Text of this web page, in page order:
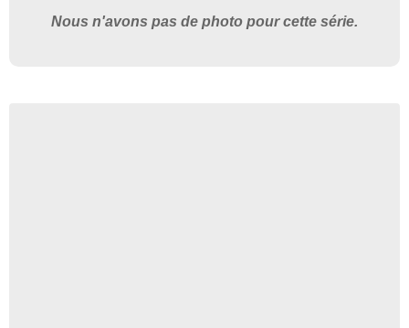
Nous n'avons pas de photo pour cette série.